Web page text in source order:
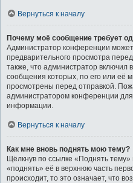
Вернуться к началу
Почему моё сообщение требует
Администратор конференции
предварительного просмотра
также, что администратор включил
сообщения которых, по его или её
просмотрены перед отправкой.
администратором конференции
информации.
Вернуться к началу
Как мне вновь поднять мою тему?
Щёлкнув по ссылке «Поднять
«поднять» её в верхнюю часть
происходит, то это означает, что